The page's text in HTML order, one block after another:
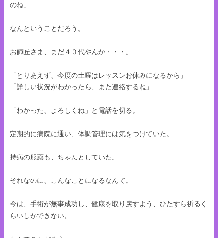
のね」
なんということだろう。
お師匠さま、まだ４０代やんか・・・。
「とりあえず、今度の土曜はレッスンお休みになるから」
「詳しい状況がわかったら、また連絡するね」
「わかった、よろしくね」と電話を切る。
定期的に病院に通い、体調管理には気をつけていた。
持病の服薬も、ちゃんとしていた。
それなのに、こんなことになるなんて。
今は、手術が無事成功し、健康を取り戻すよう、ひたすら祈るく
らいしかできない。